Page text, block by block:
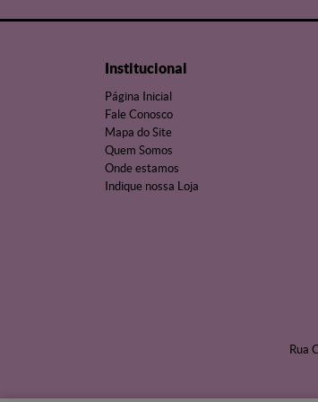
Institucional
Página Inicial
Fale Conosco
Mapa do Site
Quem Somos
Onde estamos
Indique nossa Loja
Rua